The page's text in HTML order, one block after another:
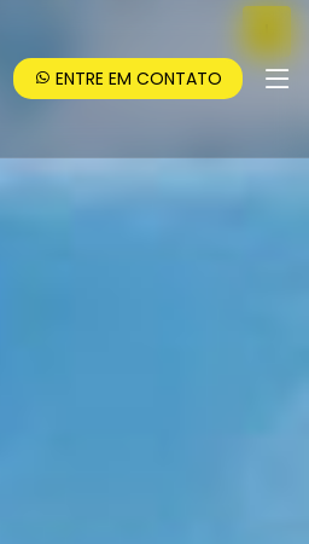
ENTRE EM CONTATO